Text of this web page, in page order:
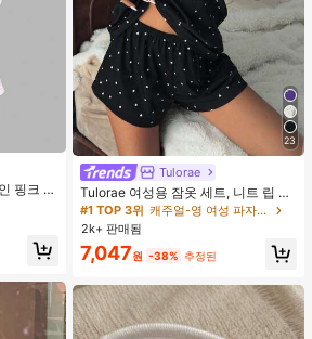
핑크 스
파게티
치 로
탱크 탑
에서 쁘띠 스타일 여성 상의, 블라우스 & 티
에서 쁘띠 스타일 여성 상의, 블라우스 & 티
에서 쁘띠 스타일 여성 상의, 블라우스 & 티
23
Tulorae
Tulorae 여성용 잠옷 세트, 니트 립 원
단, 하트 프린트 대비 레이스 트림, 로
맨틱 달콤 귀여운 섹시 캐미솔 & 반바
지 베이비돌 잠옷 세트 투피스 나이트
세트 섹시 잠옷 세트 여성용 잠옷 롬퍼
투피스 잠옷 세트 여성용 잠옷 세트 도
트 잠옷 세트 잠옷 반바지 세트 투피스
잠옷 세트 여성용 여름 세트 도트 반바
지 세트 여성용 잠옷 세트 반바지 잠옷
세트 여성용 투피스 여름 라운지 세트
#1 TOP 3위
캐주얼-영 여성 파자마 세트
2k+ 판매됨
7,047원 -38% 추정된